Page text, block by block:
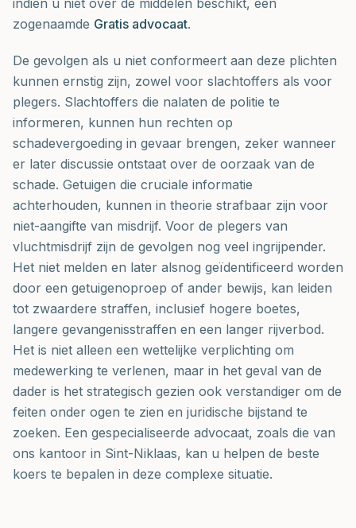
indien u niet over de middelen beschikt, een
zogenaamde Gratis advocaat.
De gevolgen als u niet conformeert aan deze plichten
kunnen ernstig zijn, zowel voor slachtoffers als voor
plegers. Slachtoffers die nalaten de politie te
informeren, kunnen hun rechten op
schadevergoeding in gevaar brengen, zeker wanneer
er later discussie ontstaat over de oorzaak van de
schade. Getuigen die cruciale informatie
achterhouden, kunnen in theorie strafbaar zijn voor
niet-aangifte van misdrijf. Voor de plegers van
vluchtmisdrijf zijn de gevolgen nog veel ingrijpender.
Het niet melden en later alsnog geïdentificeerd worden
door een getuigenoproep of ander bewijs, kan leiden
tot zwaardere straffen, inclusief hogere boetes,
langere gevangenisstraffen en een langer rijverbod.
Het is niet alleen een wettelijke verplichting om
medewerking te verlenen, maar in het geval van de
dader is het strategisch gezien ook verstandiger om de
feiten onder ogen te zien en juridische bijstand te
zoeken. Een gespecialiseerde advocaat, zoals die van
ons kantoor in Sint-Niklaas, kan u helpen de beste
koers te bepalen in deze complexe situatie.